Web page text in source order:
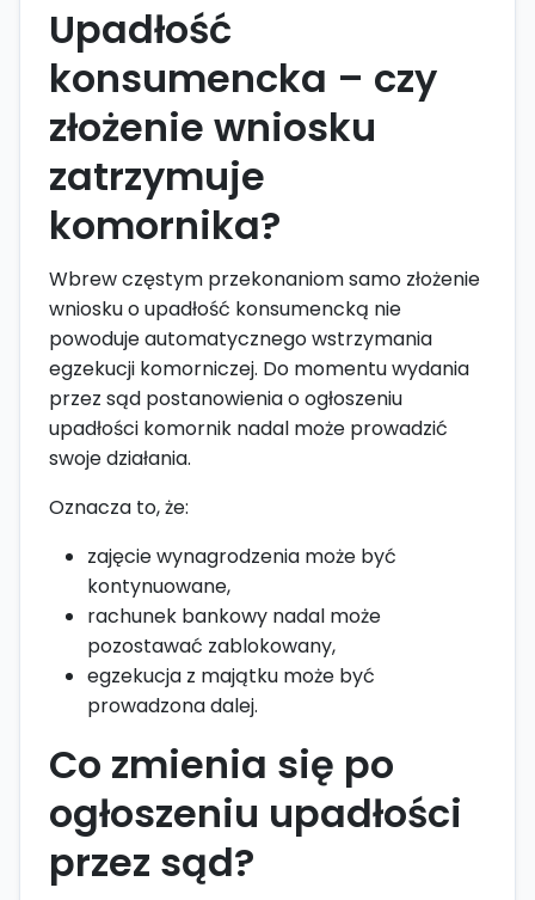
Upadłość
konsumencka – czy
złożenie wniosku
zatrzymuje
komornika?
Wbrew częstym przekonaniom samo złożenie
wniosku o upadłość konsumencką nie
powoduje automatycznego wstrzymania
egzekucji komorniczej. Do momentu wydania
przez sąd postanowienia o ogłoszeniu
upadłości komornik nadal może prowadzić
swoje działania.
Oznacza to, że:
zajęcie wynagrodzenia może być
kontynuowane,
rachunek bankowy nadal może
pozostawać zablokowany,
egzekucja z majątku może być
prowadzona dalej.
Co zmienia się po
ogłoszeniu upadłości
przez sąd?